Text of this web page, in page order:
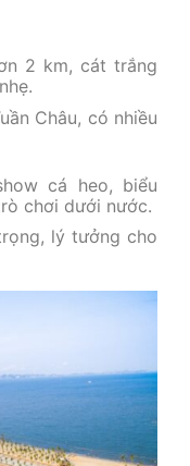
2 km, cát trắng
Châu, có nhiều
cá heo, biểu
chơi dưới nước.
lý tưởng cho